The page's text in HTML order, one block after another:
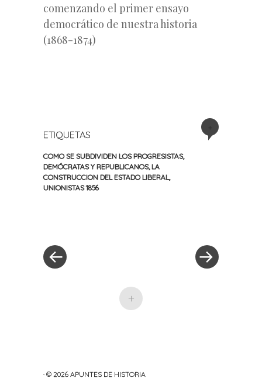
comenzando el primer ensayo
democrático de nuestra historia
(1868-1874)
ETIQUETAS
COMO SE SUBDIVIDEN LOS PROGRESISTAS,
DEMÓCRATAS Y REPUBLICANOS, LA
CONSTRUCCION DEL ESTADO LIBERAL
UNIONISTAS 1856
entradas
+
· © 2026 APUNTES DE HISTORIA